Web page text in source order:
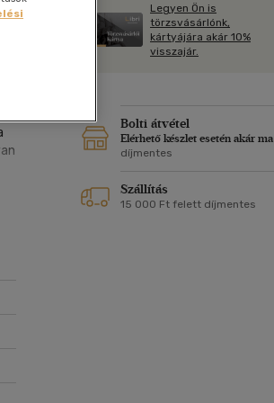
Kártya
Képeslap
Naptár
Vallás, mitológia
Legyen Ön is
törzsvásárlónk,
kártyájára akár 10%
visszajár.
Bolti átvétel
Elérhető készlet esetén akár ma
díjmentes
Szállítás
15 000 Ft felett díjmentes